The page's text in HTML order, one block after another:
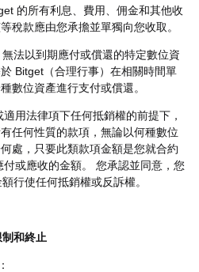
的所有利息、費用、佣金和其他收
稅款應由您承擔並單獨向您收取。
法以到期應付或償還的特定數位資
Bitget（合理行事）在相關時間單
數位資產進行支付或償還。
用法律項下任何抵銷權的前提下，
任何性質的款項，無論以何種數位
處，只要此類款項金額是您就合約
或應收的金額。 您承認並同意，您
行使任何抵銷權或反訴權。
和終止